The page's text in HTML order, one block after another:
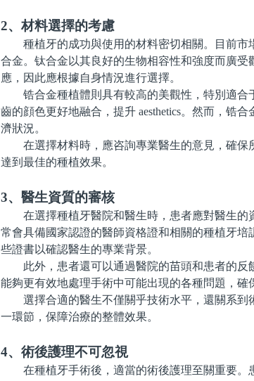
2、材料選擇的考慮
種植牙的成功與使用的材料密切相關。目前市
合金。钛合金以其良好的生物相容性和強度而廣受
應，因此應根據自身情況進行選擇。
锆合金種植體則具有較高的美觀性，特別適合
齒的顔色更好地融合，提升 aesthetics。然而，锆
濟狀況。
在選擇材料時，應咨詢專業醫生的意見，確保
達到最佳的種植效果。
3、醫生資質的審核
在選擇種植牙醫院和醫生時，患者應對醫生的
常會具備國家認證的醫師資格證和相關的種植牙
些證書以確認醫生的專業背景。
此外，患者還可以通過醫院的苗頭和患者的反
能夠更有效地處理手術中可能出現的各種問題，確
選擇合適的醫生不僅關乎技術水平，還關系到
一環節，保障治療的整體效果。
4、術後護理不可忽視
在種植牙手術後，適當的術後護理至關重要。